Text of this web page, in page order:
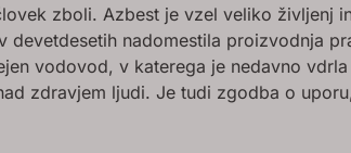
zboli. Azbest je vzel veliko življenj
nadomestila proizvodnja
vodovod, v katerega je nedavno
zdravjem ljudi. Je tudi zgodba o